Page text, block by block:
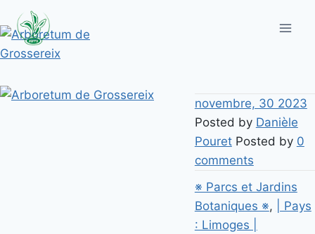
au
contenu
novembre, 30 2023
Posted by Danièle
PouretPosted by 0
comments
※ Parcs et Jardins
Botaniques ※,
| Pays
: Limoges |